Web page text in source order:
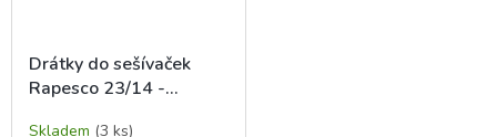
Drátky do sešívaček
Rapesco 23/14 -
Skladem (3 ks)